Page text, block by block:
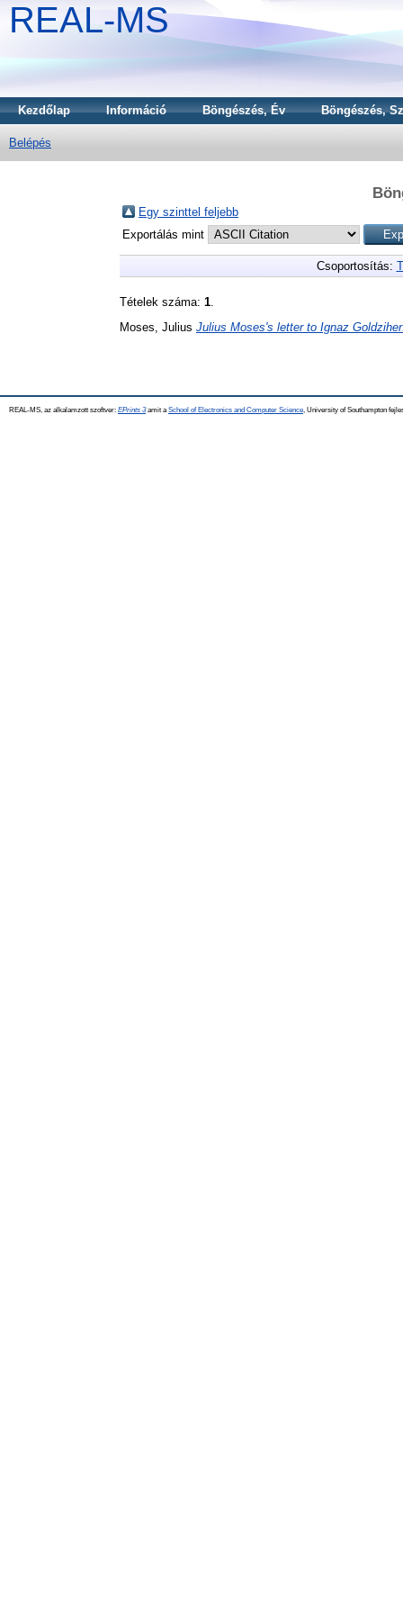
REAL-MS
Kezdőlap Információ Böngészés, Év Böngészés,
Belépés
Egy szinttel feljebb
Exportálás mint
Csoportosítás:
Tételek száma: 1
Moses, Julius Julius Moses's letter to Ignaz
REAL-MS, az alkalamzott szoftver: EPrints 3amit a School of Electronics and Computer Science , University of Southampton